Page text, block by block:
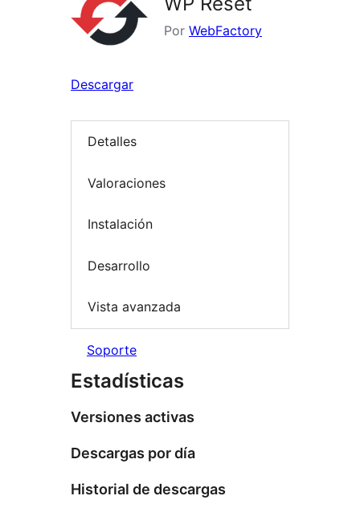
Por WebFactory
Descargar
Detalles
Valoraciones
Instalación
Desarrollo
Vista avanzada
Soporte
Estadísticas
Versiones activas
Descargas por día
Historial de descargas